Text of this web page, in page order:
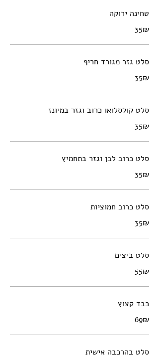
טחינה ירוקה
‏35 ‏₪
סלט גזר מגורד חריף
‏35 ‏₪
סלט קולסלואו כרוב וגזר במיונז
‏35 ‏₪
סלט כרוב לבן וגזר בתחמיץ
‏35 ‏₪
סלט כרוב חמוציות
‏35 ‏₪
סלט ביצים
‏55 ‏₪
כבד קצוץ
‏69 ‏₪
סלט בהרכבה אישית